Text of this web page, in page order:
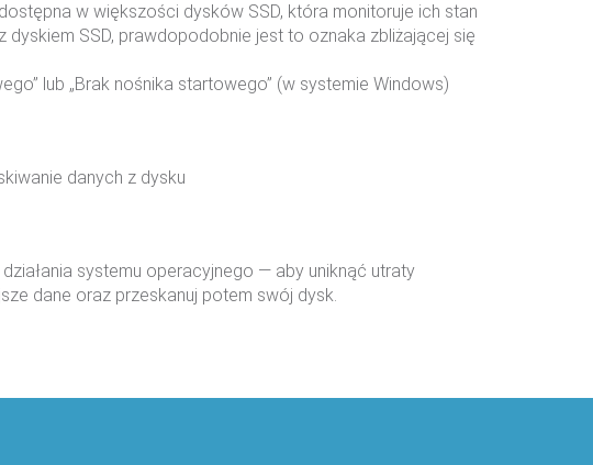
w większości dysków SSD, która monitoruje ich stan
dyskiem SSD, prawdopodobnie jest to oznaka zbliżającej się
lub „Brak nośnika startowego” (w systemie Windows)
systemu operacyjnego — aby uniknąć utraty
dane oraz przeskanuj potem swój dysk.